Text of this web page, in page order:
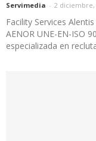
Servimedia - 2 diciembre,
Facility Services
AENOR UNE-EN-ISO
especializada en